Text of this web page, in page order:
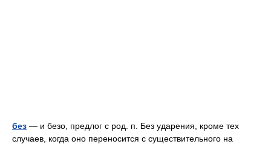
без — и безо, предлог с род. п. Без ударения, кроме тех
случаев, когда оно переносится с существительного на